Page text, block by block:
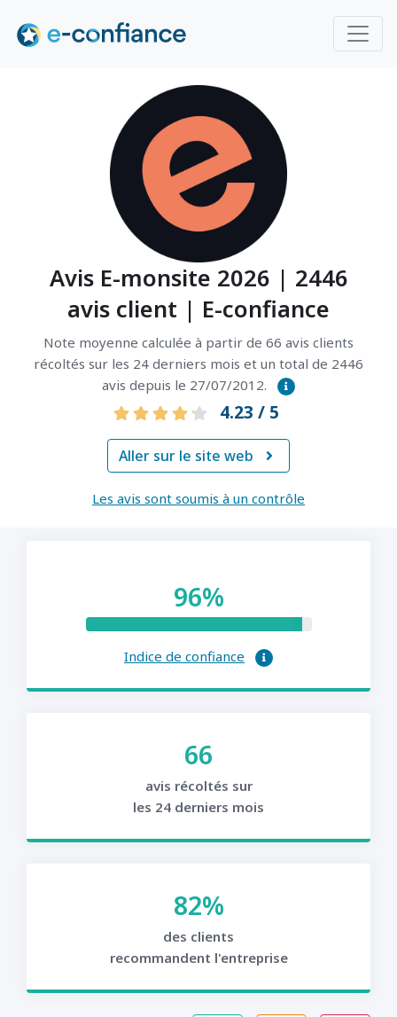
Avis E-monsite 2026 | 2446
avis client | E-confiance
Note moyenne calculée à partir de 66 avis clients
récoltés sur les 24 derniers mois et un total de 2446
avis depuis le 27/07/2012.
4.23 / 5
Aller sur le site web 
Les avis sont soumis à un contrôle
96%
Indice de confiance
66
avis récoltés sur
les 24 derniers mois
82%
des clients
recommandent l'entreprise